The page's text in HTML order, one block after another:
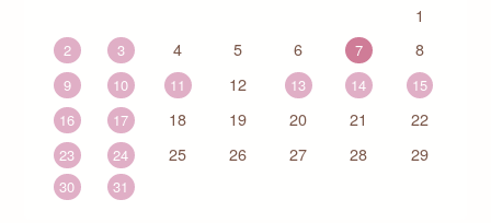
1
2 3 4 5 6 7 8
9 10 11 12 13 14
15
16
17 18 19 20 21 22
23 24 25 26 27 28 29
30 31